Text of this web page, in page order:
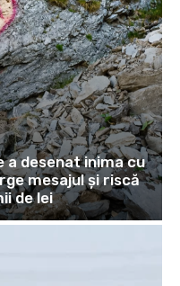
desenat inima cu
mesajul și riscă
de lei